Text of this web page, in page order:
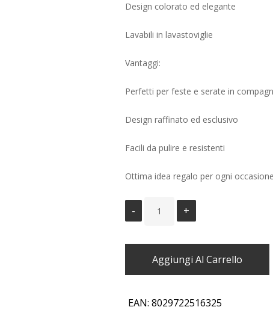
Design colorato ed elegante
Lavabili in lavastoviglie
Vantaggi:
Perfetti per feste e serate in
Design raffinato ed esclusivo
Facili da pulire e resistenti
Ottima idea regalo per ogni occasione
Aggiungi Al Carrello
EAN: 8029722516325